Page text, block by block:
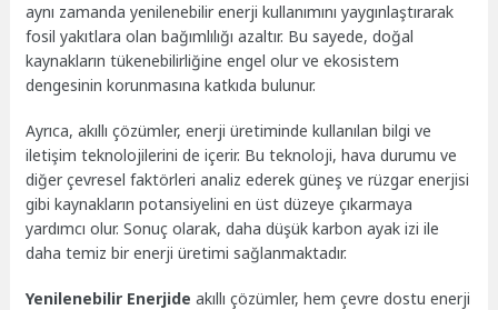
aynı zamanda yenilenebilir enerji kullanımını yaygınlaştırarak
fosil yakıtlara olan bağımlılığı azaltır. Bu sayede, doğal
kaynakların tükenebilirliğine engel olur ve ekosistem
dengesinin korunmasına katkıda bulunur.
Ayrıca, akıllı çözümler, enerji üretiminde kullanılan bilgi ve
iletişim teknolojilerini de içerir. Bu teknoloji, hava durumu ve
diğer çevresel faktörleri analiz ederek güneş ve rüzgar enerjisi
gibi kaynakların potansiyelini en üst düzeye çıkarmaya
yardımcı olur. Sonuç olarak, daha düşük karbon ayak izi ile
daha temiz bir enerji üretimi sağlanmaktadır.
Yenilenebilir Enerjide akıllı çözümler, hem çevre dostu enerji